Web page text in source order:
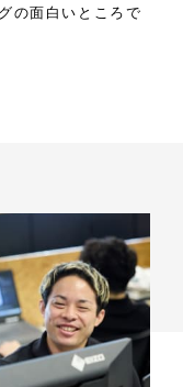
の面白いところで